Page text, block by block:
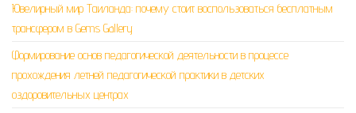
Ювелирный мир Таиланда: почему стоит воспользоваться бесплатным
трансфером в Gems Gallery
Формирование основ педагогической деятельности в процессе
прохождения летней педагогической практики в детских
оздоровительных центрах